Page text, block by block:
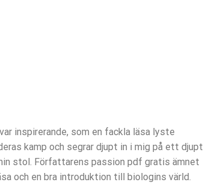
inspirerande, som en fackla läsa lyste
kamp och segrar djupt in i mig på ett djupt
stol. Författarens passion pdf gratis ämnet
och en bra introduktion till biologins värld.